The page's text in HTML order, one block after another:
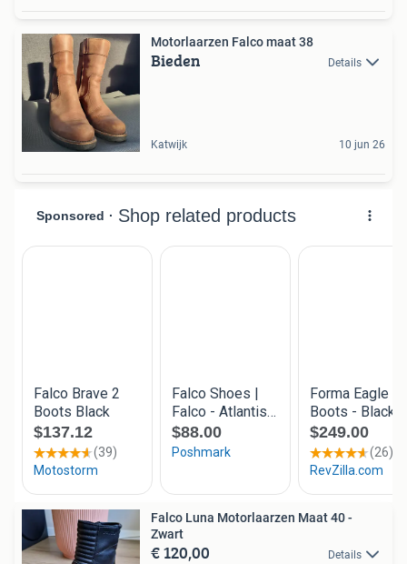
Motorlaarzen Falco maat 38
Bieden Details
Katwijk 10 jun 26
Falco Luna Motorlaarzen Maat 40 -
Zwart
€ 120,00 Details